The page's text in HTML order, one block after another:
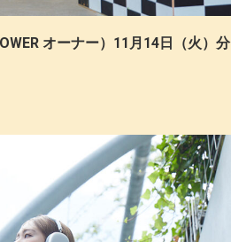
オーナー）11月14日（火）分